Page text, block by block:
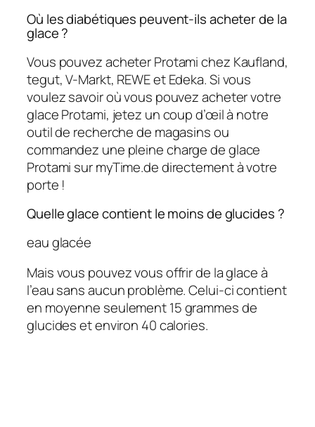
Où les diabétiques peuvent-ils acheter de la
glace ?
Vous pouvez acheter Protami chez Kaufland,
tegut, V-Markt, REWE et Edeka. Si vous
voulez savoir où vous pouvez acheter votre
glace Protami, jetez un coup d’œil à notre
outil de recherche de magasins ou
commandez une pleine charge de glace
Protami sur myTime.de directement à votre
porte !
Quelle glace contient le moins de glucides ?
eau glacée
Mais vous pouvez vous offrir de la glace à
l’eau sans aucun problème. Celui-ci contient
en moyenne seulement 15 grammes de
glucides et environ 40 calories.